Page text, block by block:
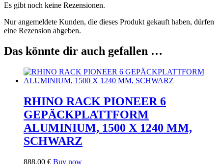
Es gibt noch keine Rezensionen.
Nur angemeldete Kunden, die dieses Produkt gekauft haben, dürfen
eine Rezension abgeben.
Das könnte dir auch gefallen …
RHINO RACK PIONEER 6
GEPÄCKPLATTFORM
ALUMINIUM, 1500 X 1240 MM,
SCHWARZ
888,00 € Buy now